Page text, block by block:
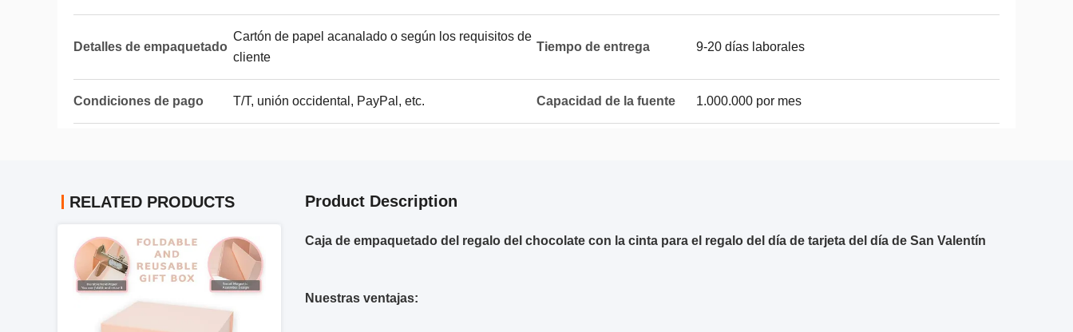
Detalles de empaquetado
Cartón de papel acanalado o según los requisitos de
cliente
Tiempo de entrega 9-20 días laborales
Condiciones de pago T/T, unión occidental, PayPal, etc. Capacidad de la fuente 1.000.000 por mes
RELATED PRODUCTS Product Description
Caja de empaquetado del regalo del chocolate con la cinta para el regalo del día de tarjeta del día de San Valentín
Nuestras ventajas: